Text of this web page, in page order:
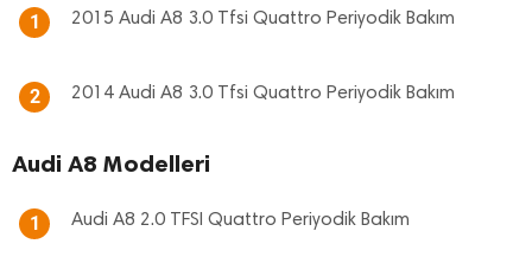
1 2015 Audi A8 3.0 Tfsi Quattro Periyodik Bakım
2 2014 Audi A8 3.0 Tfsi Quattro Periyodik Bakım
Audi A8 Modelleri
1 Audi A8 2.0 TFSI Quattro Periyodik Bakım